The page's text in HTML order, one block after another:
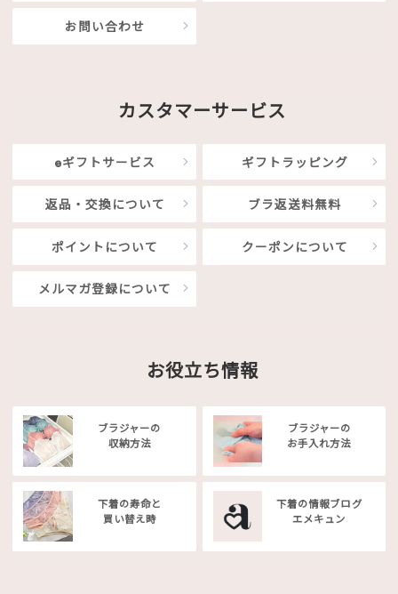
お問い合わせ
カスタマーサービス
eギフトサービス ギフトラッピング
返品・交換について ブラ返送料無料
ポイントについて クーポンについて
メルマガ登録について
お役立ち情報
ブラジャーの
収納方法
ブラジャーの
お手入れ方法
下着の寿命と
買い替え時
下着の情報ブログ
エメキュン